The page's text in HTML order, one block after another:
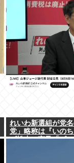
れいわ新選組が党
党」略称は『いの
ゴ松本に言及「ゴ